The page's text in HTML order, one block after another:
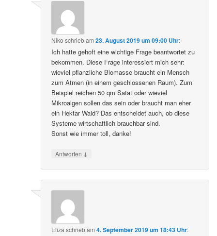
Niko schriebam23. August 2019 um 09:00 Uhr:
Ich hatte gehoft eine wichtige Frage beantwortet zu
bekommen. Diese Frage interessiert mich sehr:
wieviel pflanzliche Biomasse braucht ein Mensch
zum Atmen (in einem geschlossenen Raum). Zum
Beispiel reichen 50 qm Satat oder wieviel
Mikroalgen sollen das sein oder braucht man eher
ein Hektar Wald? Das entscheidet auch, ob diese
Systeme wirtschaftlich brauchbar sind.
Sonst wie immer toll, danke!
Antworten ↓
Eliza schriebam4. September 2019 um 18:43 Uhr: